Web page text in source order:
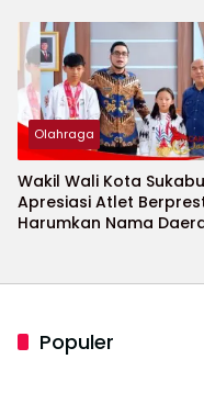
Olahraga
Wakil Wali Kota
Apresiasi Atlet
Harumkan Nama
Populer